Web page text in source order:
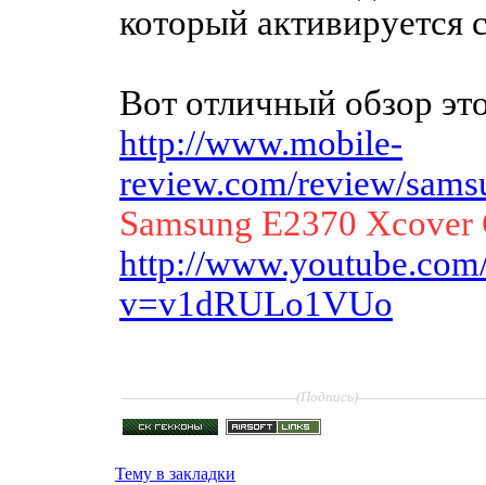
который активируется
Вот отличный обзор
http://www.mobile-
review.com/review/
Samsung E2370
http://
v=v1dRULo1VUo
(Подпись)
Тему в закладки